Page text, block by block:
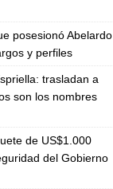
posesionó Abelardo
y perfiles
trasladan a
son los nombres
de US$1.000
del Gobierno